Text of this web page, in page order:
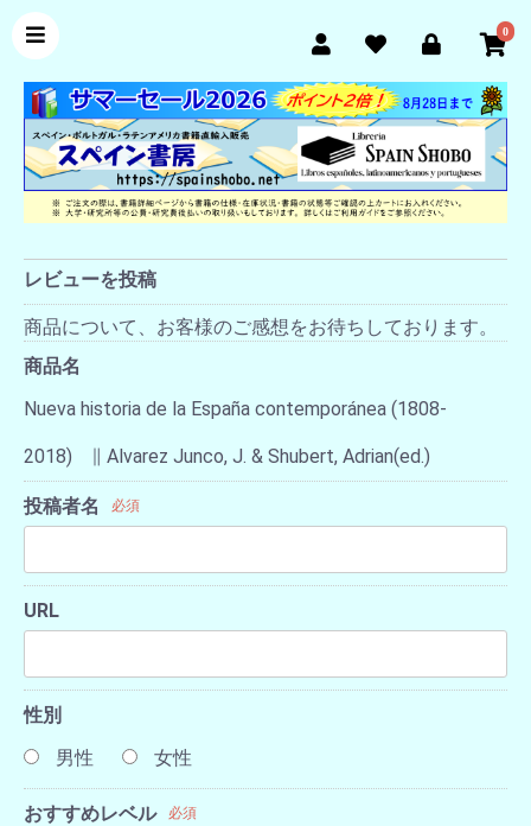
0
レビューを投稿
商品について、お客様のご感想をお待ちしております。
商品名
Nueva historia de la España contemporánea (1808-
2018) ∥ Alvarez Junco, J. & Shubert, Adrian(ed.)
投稿者名 必須
URL
性別
男性
女性
おすすめレベル 必須